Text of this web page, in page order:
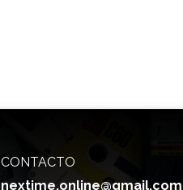
CONTACTO
nextime.online@gmail.com